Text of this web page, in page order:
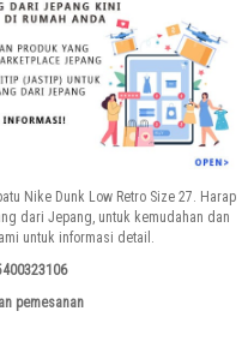
Nike Dunk Low Retro Size 27. Harap
dari Jepang, untuk kemudahan dan
untuk informasi detail.
pemesanan